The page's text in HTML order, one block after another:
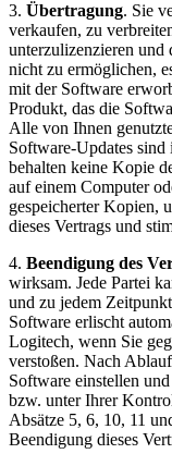
3. Übertragung. Sie
verkaufen, zu
unterzulizenzieren und
nicht zu ermöglichen,
mit der Software
Produkt, das die
Alle von Ihnen
Software-Updates
behalten keine Kopie
auf einem Computer
gespeicherter Kopien,
dieses Vertrags und
4. Beendigung des
wirksam. Jede Partei
und zu jedem
Software erlischt
Logitech, wenn Sie
verstoßen. Nach
Software einstellen
bzw. unter Ihrer
Absätze 5, 6, 10, 11
Beendigung dieses